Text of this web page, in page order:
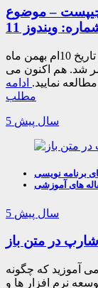
چیپست – موضوع
ویندوز 11
شماره سی و نهم مجله الکترونیکی چیپست در تاریخ 10ام بهمن ماه
سیستم عامل ویندوز 11 منتشر شد. هم اکنون می
نمایید. ادامه
مطلب
5 سال پیش
برنامه نویسی
های آموزشی
5 سال پیش
در متن باز
آموزید که چگونه
نرم افزار ها و